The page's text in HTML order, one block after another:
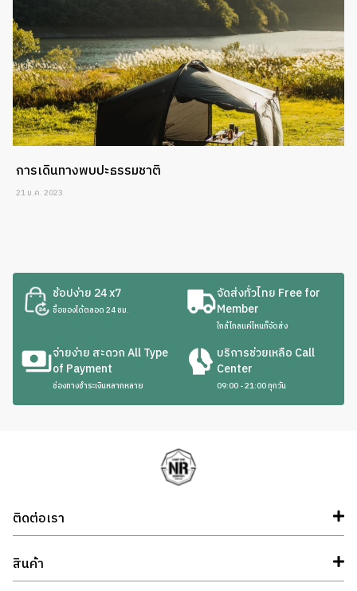
การเดินทางพบปะธรรมชาติ
21 ม.ค. 2023
ช้อปง่าย 24 x7
ซื้อของได้ตลอด 24 ชม.
จัดส่งทั่วไทย Free for
Member
ใกล้ไกลแค่ไหนก็จัดส่ง
จ่ายง่าย สะดวก All Type
of Payment
ช่องทางชำระเงินหลากหลาย
บริการช่วยเหลือ Call
Center
09:00 - 21:00 ทุกวัน
ติดต่อเรา
สินค้า